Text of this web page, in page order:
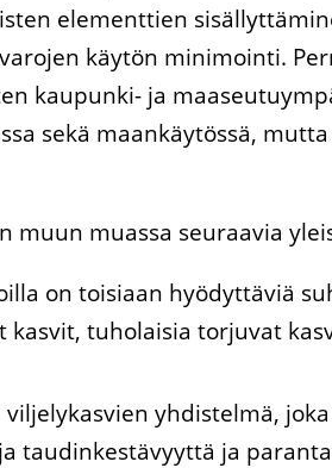
elementtien
käytön minimointi.
kaupunki- ja
sekä maankäytössä,
muun muassa seuraavia
on toisiaan hyödyttäviä
tuholaisia torjuvat
yhdistelmä,
taudinkestävyyttä ja